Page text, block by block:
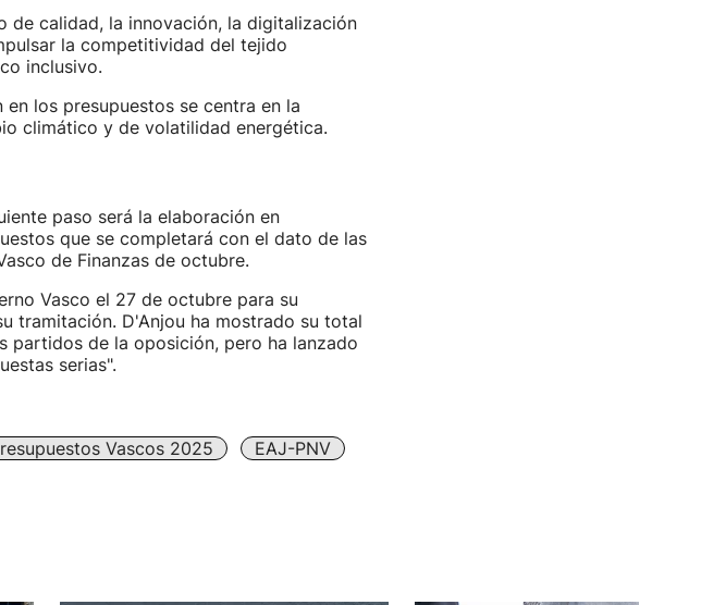
de calidad, la innovación, la digitalización
la competitividad del tejido
inclusivo.
los presupuestos se centra en la
climático y de volatilidad energética.
paso será la elaboración en
que se completará con el dato de las
de Finanzas de octubre.
Vasco el 27 de octubre para su
tramitación. D'Anjou ha mostrado su total
partidos de la oposición, pero ha lanzado
serias".
Vascos 2025
EAJ-PNV